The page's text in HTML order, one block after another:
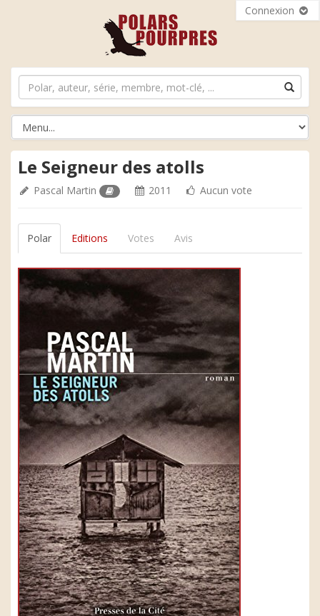
Connexion
Le Seigneur des atolls
Pascal Martin 2011 Aucun vote
Polar Editions Votes Avis